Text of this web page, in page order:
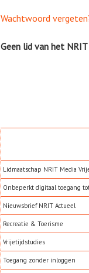
Wachtwoord
Geen lid van het
Lidmaatschap NRIT Media
Onbeperkt digitaal toegang
Nieuwsbrief NRIT Actueel
Recreatie & Toerisme
Vrijetijdstudies
Toegang zonder inloggen